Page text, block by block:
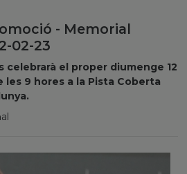
- Memorial
02-23
celebrarà el proper diumenge 12
9 hores a la Pista Coberta